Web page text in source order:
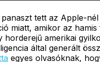
tett az Apple-
miatt, amikor az
horderejű amerikai
által generált
egyes olvasóknak,